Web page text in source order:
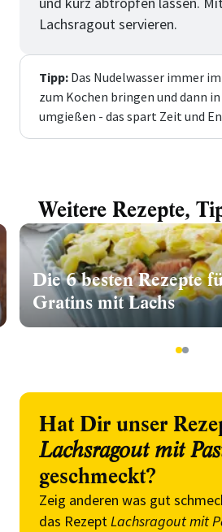
Lachsragout servieren.
Tipp: Das Nudelwasser immer
zum Kochen bringen und dann
umgießen - das spart Zeit und
Weitere Rezepte,
Die 6 besten Rezepte
Gratins mit Lachs
12
Hat Dir unser
Lachsragout mit
geschmeckt?
Zeig anderen was gut
das RezeptLachsragout mit